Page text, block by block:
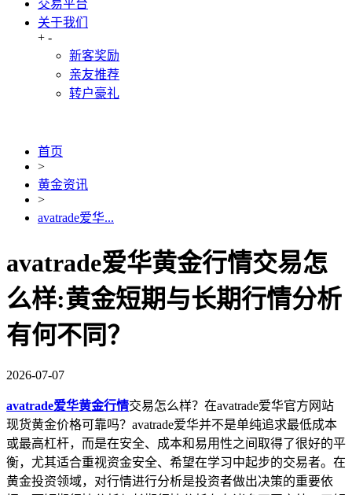
交易平台
关于我们
+ -
新客奖励
亲友推荐
转户豪礼
首页
>
黄金资讯
>
avatrade爱华...
avatrade爱华黄金行情交易怎
么样:黄金短期与长期行情分析
有何不同？
2026-07-07
avatrade爱华黄金行情交易怎么样？在avatrade爱华官方网站
现货黄金价格可靠吗？‌‌avatrade爱华并不是单纯追求最低成本
或最高杠杆，而是在安全、成本和易用性之间取得了很好的平
衡，尤其适合重视资金安全、希望在学习中起步的交易者。 在
黄金投资领域，对行情进行分析是投资者做出决策的重要依